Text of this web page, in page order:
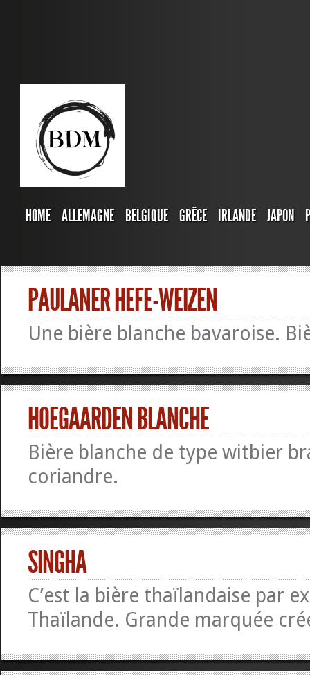
HOME ALLEMAGNE BELGIQUE GRÊCE IRLANDE JAPON
PAULANER HEFE-WEIZEN
Une bière blanche bavaroise.
HOEGAARDEN BLANCHE
Bière blanche de type witbier
coriandre.
SINGHA
C’est la bière thaïlandaise par
Thaïlande. Grande marquée